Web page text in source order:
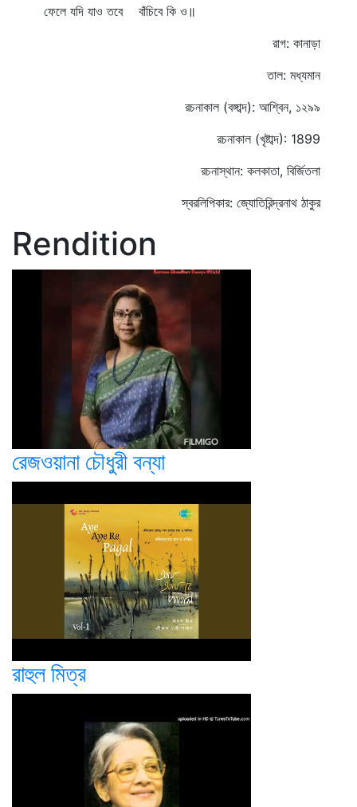
ফেলে যদি যাও তবে বাঁচিবে কি ও॥
রাগ: কানাড়া
তাল: মধ্যমান
রচনাকাল (বঙ্গাব্দ): আশ্বিন, ১২৯৯
রচনাকাল (খৃষ্টাব্দ): 1899
রচনাস্থান: কলকাতা, বির্জিতলা
স্বরলিপিকার: জ্যোতিরিন্দ্রনাথ ঠাকুর
Rendition
রেজওয়ানা চৌধুরী বন্যা
রাহুল মিত্র